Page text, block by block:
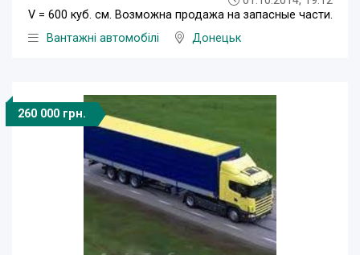
V = 600 куб. см. Возможна продажа на запасные части.
Вантажні автомобілі
Донецьк
260 000 грн.